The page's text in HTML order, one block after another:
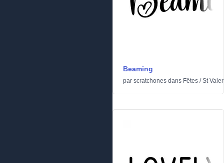
Beaming
par scratchones dans Fêtes /St